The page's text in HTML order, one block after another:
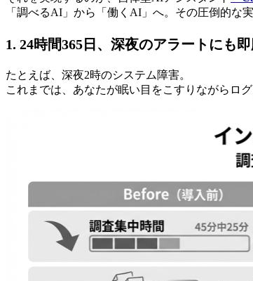
「調べるAI」から「働くAI」へ。その圧倒的な
1. 24時間365日、深夜のアラートにも
たとえば、深夜2時のシステム障害。
これまでは、あなたが眠い目をこすりながらロ